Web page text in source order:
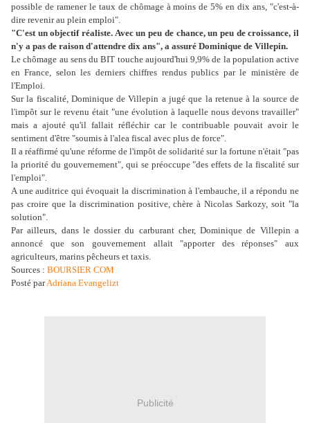
possible de ramener le taux de chômage à moins de 5% en dix ans, "c'est-à-
dire revenir au plein emploi".
"C'est un objectif réaliste. Avec un peu de chance, un peu de croissance, il
n'y a pas de raison d'attendre dix ans", a assuré Dominique de Villepin.
Le chômage au sens du BIT touche aujourd'hui 9,9% de la population active
en France, selon les derniers chiffres rendus publics par le ministère de
l'Emploi.
Sur la fiscalité, Dominique de Villepin a jugé que la retenue à la source de
l'impôt sur le revenu était "une évolution à laquelle nous devons travailler"
mais a ajouté qu'il fallait réfléchir car le contribuable pouvait avoir le
sentiment d'être "soumis à l'alea fiscal avec plus de force".
Il a réaffirmé qu'une réforme de l'impôt de solidarité sur la fortune n'était "pas
la priorité du gouvernement", qui se préoccupe "des effets de la fiscalité sur
l'emploi".
A une auditrice qui évoquait la discrimination à l'embauche, il a répondu ne
pas croire que la discrimination positive, chère à Nicolas Sarkozy, soit "la
solution".
Par ailleurs, dans le dossier du carburant cher, Dominique de Villepin a
annoncé que son gouvernement allait "apporter des réponses" aux
agriculteurs, marins pêcheurs et taxis.
Sources : BOURSIER COM
Posté parAdriana Evangelizt
Publicité